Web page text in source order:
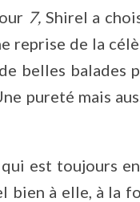
7, Shirel a
reprise de la
belles
pureté mais
est toujours
bien à elle, à la